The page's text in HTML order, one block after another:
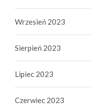
Wrzesień 2023
Sierpień 2023
Lipiec 2023
Czerwiec 2023